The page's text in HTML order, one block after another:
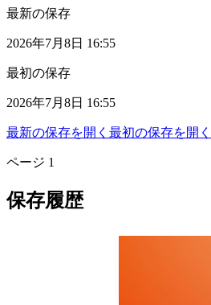
最新の保存
2026年7月8日 16:55
最初の保存
2026年7月8日 16:55
最新の保存を開く 最初の保存を開く
ページ 1
保存履歴